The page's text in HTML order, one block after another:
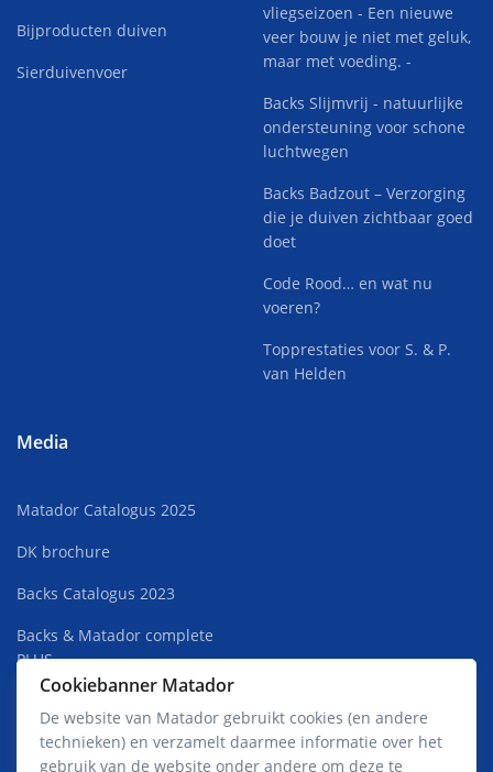
Bijproducten duiven
Sierduivenvoer
vliegseizoen - Een nieuwe
veer bouw je niet met geluk,
maar met voeding. -
Backs Slijmvrij - natuurlijke
ondersteuning voor schone
luchtwegen
Backs Badzout – Verzorging
die je duiven zichtbaar goed
doet
Code Rood… en wat nu
voeren?
Topprestaties voor S. & P.
van Helden
Media
Matador Catalogus 2025
DK brochure
Backs Catalogus 2023
Backs & Matador complete
PLUS
Matador Premium Jong HOT
Cookiebanner Matador
De website van Matador gebruikt cookies (en andere
technieken) en verzamelt daarmee informatie over het
gebruik van de website onder andere om deze te